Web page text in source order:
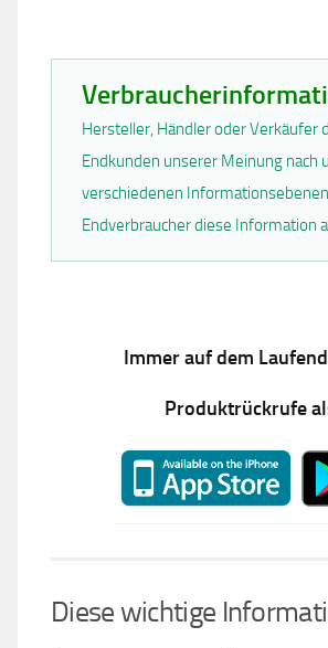
Hersteller, Händler oder
Endkunden unserer Meinung nach
verschiedenen
Endverbraucher diese Information
Immer auf dem
Produktrückrufe
Diese wichtige